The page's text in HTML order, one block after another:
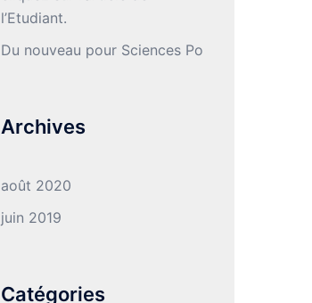
l’Etudiant.
Du nouveau pour Sciences Po
Archives
août 2020
juin 2019
Catégories